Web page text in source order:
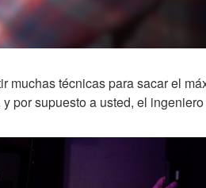
muchas técnicas para sacar el
por supuesto a usted, el